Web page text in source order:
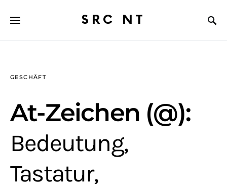
SRC NT
GESCHÄFT
At-Zeichen (@):
Bedeutung,
Tastatur,